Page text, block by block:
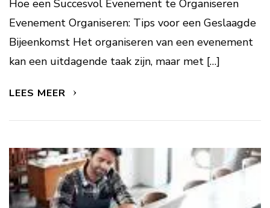
Hoe een Succesvol Evenement te Organiseren
Evenement Organiseren: Tips voor een Geslaagde
Bijeenkomst Het organiseren van een evenement
kan een uitdagende taak zijn, maar met […]
LEES MEER